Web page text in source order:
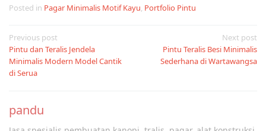
Posted in Pagar Minimalis Motif Kayu Portfolio Pintu
Post
navigation
Previous post
Pintu dan Teralis Jendela
Minimalis Modern Model Cantik
di Serua
Next post
Pintu Teralis Besi Minimalis
Sederhana di Wartawangsa
pandu